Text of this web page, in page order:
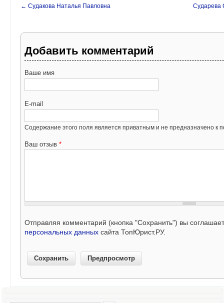
← Судакова Наталья Павловна Сударева
Добавить комментарий
Ваше имя
E-mail
Содержание этого поля является приватным и не предназначено к
Ваш отзыв *
Отправляя комментарий (кнопка "Сохранить") вы
персональных данных сайта ТопЮрист.РУ.